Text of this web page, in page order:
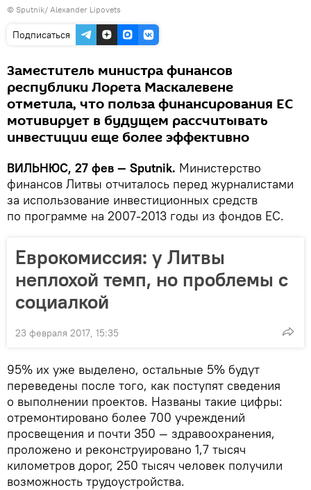
© Sputnik/ Alexander Lipovets
Подписаться
Заместитель министра финансов
республики Лорета Маскалевене
отметила, что польза финансирования ЕС
мотивирует в будущем рассчитывать
инвестиции еще более эффективно
ВИЛЬНЮС, 27 фев — Sputnik. Министерство
финансов Литвы отчиталось перед журналистами
за использование инвестиционных средств
по программе на 2007-2013 годы из фондов ЕС.
Еврокомиссия: у Литвы
неплохой темп, но проблемы с
социалкой
23 февраля 2017, 15:35
95% их уже выделено, остальные 5% будут
переведены после того, как поступят сведения
о выполнении проектов. Названы такие цифры:
отремонтировано более 700 учреждений
просвещения и почти 350 — здравоохранения,
проложено и реконструировано 1,7 тысяч
километров дорог, 250 тысяч человек получили
возможность трудоустройства.